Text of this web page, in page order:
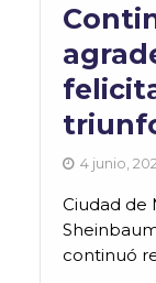
4 junio,
Ciudad de
continuó